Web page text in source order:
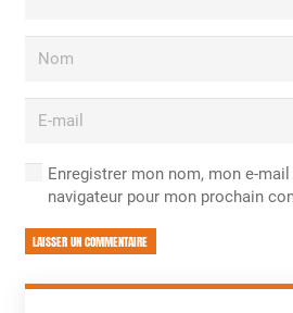
Enregistrer mon nom, mon e-
navigateur pour mon prochain
LAISSER UN COMMENTAIRE